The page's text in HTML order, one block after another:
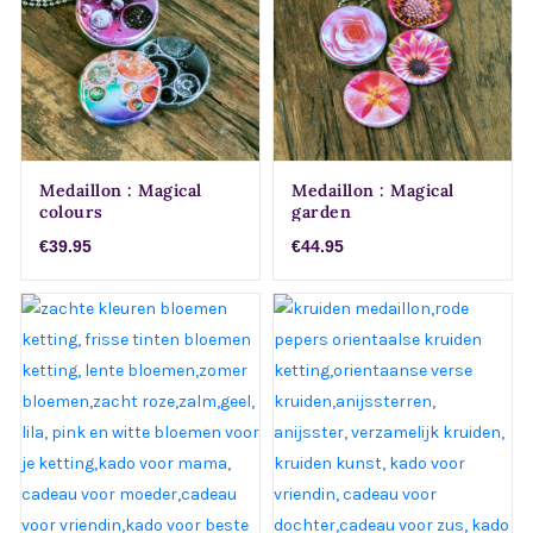
staal medaillon. Voor
het dicht bij je dragen
van je favoriete foto.
en vergeet-me-nietjes.
Rvs/roesvrij stalen
fotomedaillon. Voor het
dicht bij je dragen van
je speciale foto.
Medaillon : Magical
colours
€39.95
Medaillon : Magical
garden
€44.95